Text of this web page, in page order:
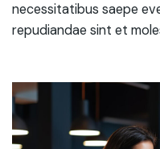
necessitatibus saepe
repudiandae sint et